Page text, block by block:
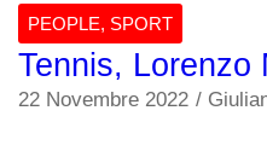
PEOPLE, SPORT
Tennis, Lorenzo
22 Novembre 2022 /